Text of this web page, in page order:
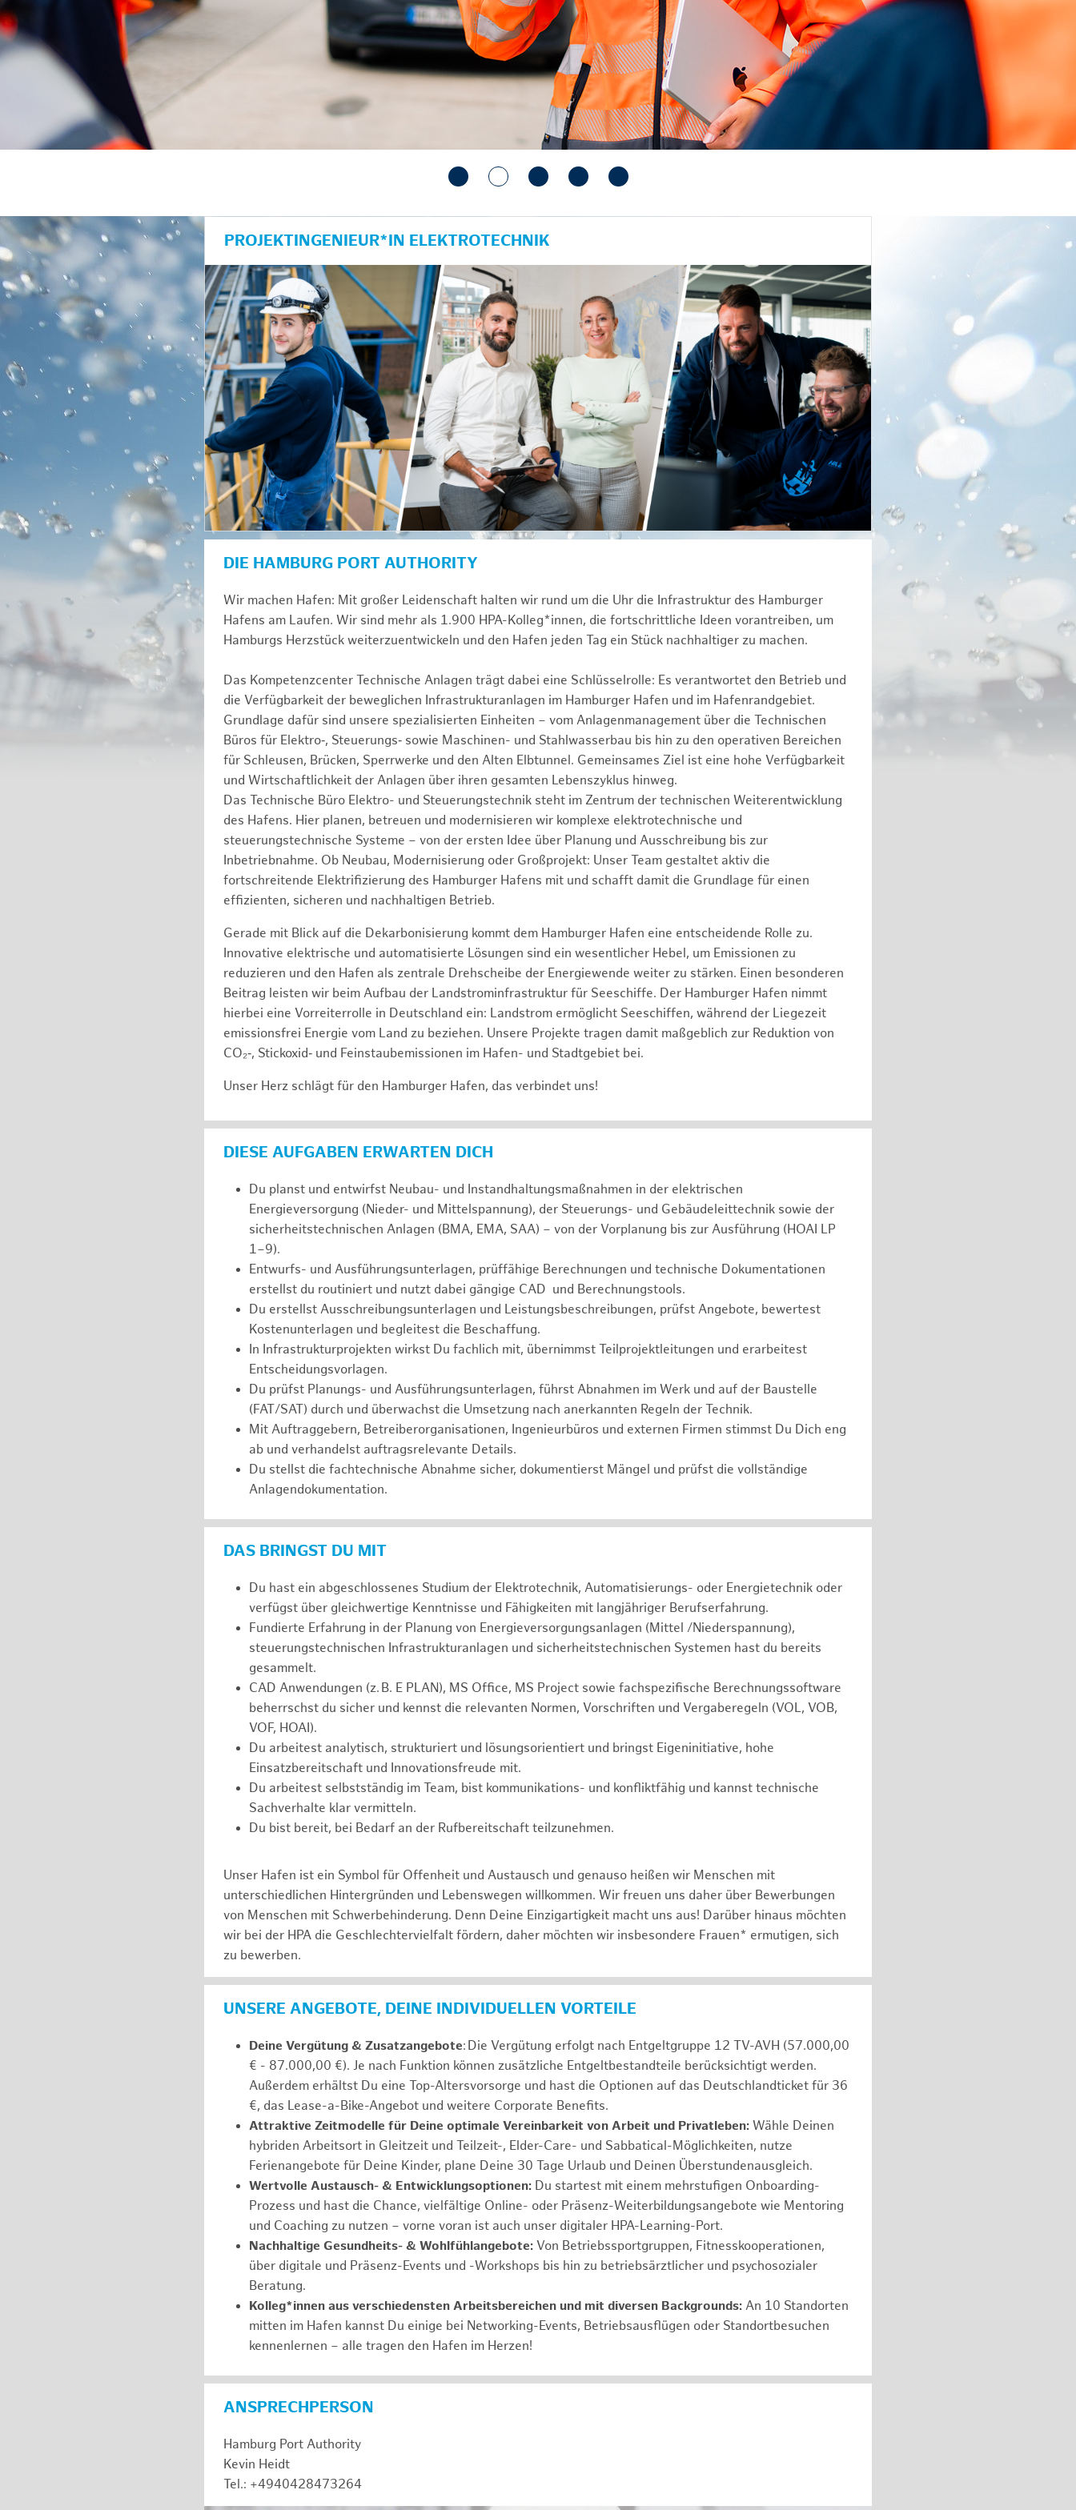
anzeigen/schließen
PROJEKTINGENIEUR*IN ELEKTROTECHNIK
DIE HAMBURG PORT AUTHORITY
Wir machen Hafen: Mit großer Leidenschaft halten wir rund um die Uhr die Infrastruktur des Hamburger
Hafens am Laufen. Wir sind mehr als 1.900 HPA-Kolleg*innen, die fortschrittliche Ideen vorantreiben, um
Hamburgs Herzstück weiterzuentwickeln und den Hafen jeden Tag ein Stück nachhaltiger zu machen.
Das Kompetenzcenter Technische Anlagen trägt dabei eine Schlüsselrolle: Es verantwortet den Betrieb und
die Verfügbarkeit der beweglichen Infrastrukturanlagen im Hamburger Hafen und im Hafenrandgebiet.
Grundlage dafür sind unsere spezialisierten Einheiten – vom Anlagenmanagement über die Technischen
Büros für Elektro‑, Steuerungs‑ sowie Maschinen- und Stahlwasserbau bis hin zu den operativen Bereichen
für Schleusen, Brücken, Sperrwerke und den Alten Elbtunnel. Gemeinsames Ziel ist eine hohe Verfügbarkeit
und Wirtschaftlichkeit der Anlagen über ihren gesamten Lebenszyklus hinweg.
Das Technische Büro Elektro- und Steuerungstechnik steht im Zentrum der technischen Weiterentwicklung
des Hafens. Hier planen, betreuen und modernisieren wir komplexe elektrotechnische und
steuerungstechnische Systeme – von der ersten Idee über Planung und Ausschreibung bis zur
Inbetriebnahme. Ob Neubau, Modernisierung oder Großprojekt: Unser Team gestaltet aktiv die
fortschreitende Elektrifizierung des Hamburger Hafens mit und schafft damit die Grundlage für einen
effizienten, sicheren und nachhaltigen Betrieb.
Gerade mit Blick auf die Dekarbonisierung kommt dem Hamburger Hafen eine entscheidende Rolle zu.
Innovative elektrische und automatisierte Lösungen sind ein wesentlicher Hebel, um Emissionen zu
reduzieren und den Hafen als zentrale Drehscheibe der Energiewende weiter zu stärken. Einen besonderen
Beitrag leisten wir beim Aufbau der Landstrominfrastruktur für Seeschiffe. Der Hamburger Hafen nimmt
hierbei eine Vorreiterrolle in Deutschland ein: Landstrom ermöglicht Seeschiffen, während der Liegezeit
emissionsfrei Energie vom Land zu beziehen. Unsere Projekte tragen damit maßgeblich zur Reduktion von
CO₂‑, Stickoxid‑ und Feinstaubemissionen im Hafen- und Stadtgebiet bei.
Unser Herz schlägt für den Hamburger Hafen, das verbindet uns!
DIESE AUFGABEN ERWARTEN DICH
Du planst und entwirfst Neubau- und Instandhaltungsmaßnahmen in der elektrischen
Energieversorgung (Nieder- und Mittelspannung), der Steuerungs- und Gebäudeleittechnik sowie der
sicherheitstechnischen Anlagen (BMA, EMA, SAA) – von der Vorplanung bis zur Ausführung (HOAI LP
1–9).
Entwurfs- und Ausführungsunterlagen, prüffähige Berechnungen und technische Dokumentationen
erstellst du routiniert und nutzt dabei gängige CAD und Berechnungstools.
Du erstellst Ausschreibungsunterlagen und Leistungsbeschreibungen, prüfst Angebote, bewertest
Kostenunterlagen und begleitest die Beschaffung.
In Infrastrukturprojekten wirkst Du fachlich mit, übernimmst Teilprojektleitungen und erarbeitest
Entscheidungsvorlagen.
Du prüfst Planungs- und Ausführungsunterlagen, führst Abnahmen im Werk und auf der Baustelle
(FAT/SAT) durch und überwachst die Umsetzung nach anerkannten Regeln der Technik.
Mit Auftraggebern, Betreiberorganisationen, Ingenieurbüros und externen Firmen stimmst Du Dich eng
ab und verhandelst auftragsrelevante Details.
Du stellst die fachtechnische Abnahme sicher, dokumentierst Mängel und prüfst die vollständige
Anlagendokumentation.
DAS BRINGST DU MIT
Du hast ein abgeschlossenes Studium der Elektrotechnik, Automatisierungs- oder Energietechnik oder
verfügst über gleichwertige Kenntnisse und Fähigkeiten mit langjähriger Berufserfahrung.
Fundierte Erfahrung in der Planung von Energieversorgungsanlagen (Mittel /Niederspannung),
steuerungstechnischen Infrastrukturanlagen und sicherheitstechnischen Systemen hast du bereits
gesammelt.
CAD Anwendungen (z. B. E PLAN), MS Office, MS Project sowie fachspezifische Berechnungssoftware
beherrschst du sicher und kennst die relevanten Normen, Vorschriften und Vergaberegeln (VOL, VOB,
VOF, HOAI).
Du arbeitest analytisch, strukturiert und lösungsorientiert und bringst Eigeninitiative, hohe
Einsatzbereitschaft und Innovationsfreude mit.
Du arbeitest selbstständig im Team, bist kommunikations- und konfliktfähig und kannst technische
Sachverhalte klar vermitteln.
Du bist bereit, bei Bedarf an der Rufbereitschaft teilzunehmen.
Unser Hafen ist ein Symbol für Offenheit und Austausch und genauso heißen wir Menschen mit
unterschiedlichen Hintergründen und Lebenswegen willkommen. Wir freuen uns daher über Bewerbungen
von Menschen mit Schwerbehinderung. Denn Deine Einzigartigkeit macht uns aus! Darüber hinaus möchten
wir bei der HPA die Geschlechtervielfalt fördern, daher möchten wir insbesondere Frauen* ermutigen, sich
zu bewerben.
UNSERE ANGEBOTE, DEINE INDIVIDUELLEN VORTEILE
Deine Vergütung & Zusatzangebote: Die Vergütung erfolgt nach Entgeltgruppe 12 TV-AVH (57.000,00
€ - 87.000,00 €). Je nach Funktion können zusätzliche Entgeltbestandteile berücksichtigt werden.
Außerdem erhältst Du eine Top-Altersvorsorge und hast die Optionen auf das Deutschlandticket für 36
€, das Lease-a-Bike-Angebot und weitere Corporate Benefits.
Attraktive Zeitmodelle für Deine optimale Vereinbarkeit von Arbeit und Privatleben: Wähle Deinen
hybriden Arbeitsort in Gleitzeit und Teilzeit-, Elder-Care- und Sabbatical-Möglichkeiten, nutze
Ferienangebote für Deine Kinder, plane Deine 30 Tage Urlaub und Deinen Überstundenausgleich.
Wertvolle Austausch- & Entwicklungsoptionen: Du startest mit einem mehrstufigen Onboarding-
Prozess und hast die Chance, vielfältige Online- oder Präsenz-Weiterbildungsangebote wie Mentoring
und Coaching zu nutzen – vorne voran ist auch unser digitaler HPA-Learning-Port.
Nachhaltige Gesundheits- & Wohlfühlangebote: Von Betriebssportgruppen, Fitnesskooperationen,
über digitale und Präsenz-Events und -Workshops bis hin zu betriebsärztlicher und psychosozialer
Beratung.
Kolleg*innen aus verschiedensten Arbeitsbereichen und mit diversen Backgrounds: An 10 Standorten
mitten im Hafen kannst Du einige bei Networking-Events, Betriebsausflügen oder Standortbesuchen
kennenlernen – alle tragen den Hafen im Herzen!
ANSPRECHPERSON
Hamburg Port Authority
Kevin Heidt
Tel.: +4940428473264